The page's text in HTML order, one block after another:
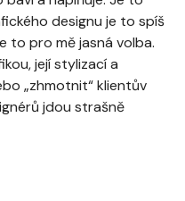
designu je to spíš
to pro mě jasná volba.
její stylizací a
„zhmotnit“ klientův
jdou strašně